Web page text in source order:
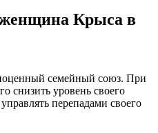
Крыса в
семейный союз. При
снизить уровень своего
перепадами своего